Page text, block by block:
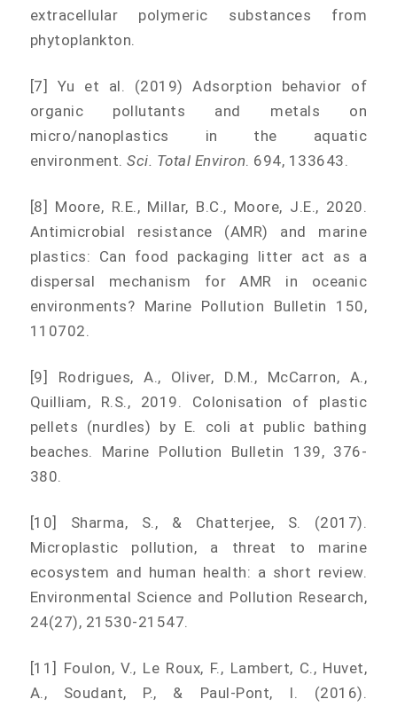
extracellular polymeric substances from
phytoplankton.
[7] Yu et al. (2019) Adsorption behavior of
organic pollutants and metals on
micro/nanoplastics in the aquatic
environment.Sci. Total Environ . 694, 133643.
[8] Moore, R.E., Millar, B.C., Moore, J.E., 2020.
Antimicrobial resistance (AMR) and marine
plastics: Can food packaging litter act as a
dispersal mechanism for AMR in oceanic
environments? Marine Pollution Bulletin 150,
110702.
[9] Rodrigues, A., Oliver, D.M., McCarron, A.,
Quilliam, R.S., 2019. Colonisation of plastic
pellets (nurdles) by E. coli at public bathing
beaches. Marine Pollution Bulletin 139, 376-
380.
[10] Sharma, S., & Chatterjee, S. (2017).
Microplastic pollution, a threat to marine
ecosystem and human health: a short review.
Environmental Science and Pollution Research,
24(27), 21530-21547.
[11] Foulon, V., Le Roux, F., Lambert, C., Huvet,
A., Soudant, P., & Paul-Pont, I. (2016).